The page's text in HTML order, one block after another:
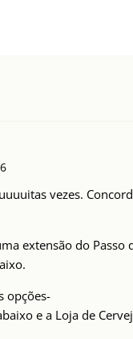
vezes.
extensão do Passo
opções-
e a Loja de